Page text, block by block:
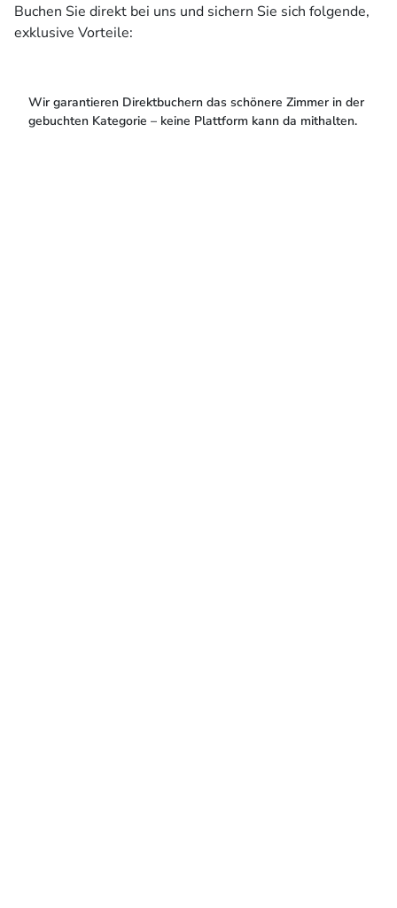
Buchen Sie direkt bei uns und sichern Sie sich folgende,
exklusive Vorteile:
Wir garantieren Direktbuchern das schönere Zimmer in der
gebuchten Kategorie – keine Plattform kann da mithalten.